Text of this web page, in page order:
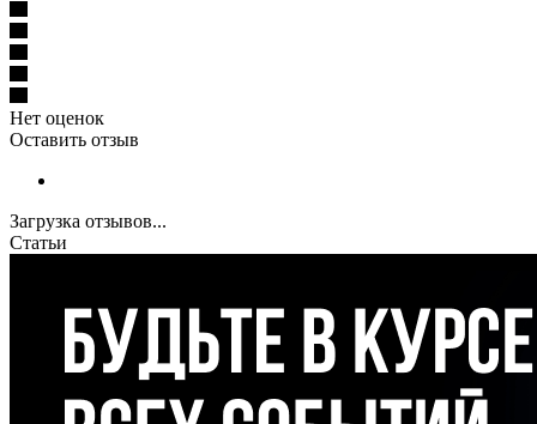
Нет оценок
Оставить отзыв
Загрузка отзывов...
Статьи